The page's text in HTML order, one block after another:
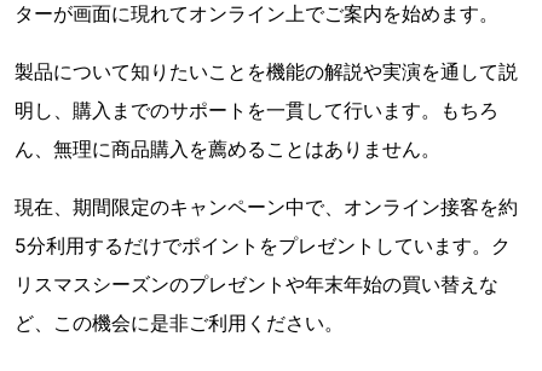
ターが画面に現れてオンライン上でご案内を始めます。
製品について知りたいことを機能の解説や実演を通して説
明し、購入までのサポートを一貫して行います。もちろ
ん、無理に商品購入を薦めることはありません。
現在、期間限定のキャンペーン中で、オンライン接客を約
5分利用するだけでポイントをプレゼントしています。ク
リスマスシーズンのプレゼントや年末年始の買い替えな
ど、この機会に是非ご利用ください。